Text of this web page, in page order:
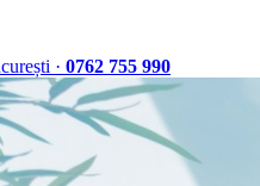
· 0762 755 990